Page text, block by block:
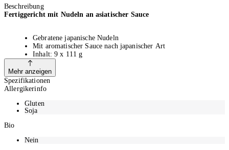
Beschreibung
Fertiggericht mit Nudeln an asiatischer Sauce
Gebratene japanische Nudeln
Mit aromatischer Sauce nach japanischer Art
Inhalt: 9 x 111 g
Die Nissin Soba Bag Classic sind verfeinert durch eine aromatische
Yakisoba-Würzsauce, köstliche Hühnerfleischstückchen und Gemüse – ein
echtes Geschmackserlebnis!
Mehr anzeigen
Spezifikationen
Allergikerinfo
Gluten
Soja
Bio
Nein